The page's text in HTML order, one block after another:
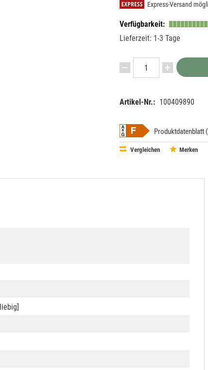
Express-Versand
Verfügbarkeit:
Lieferzeit: 1-3 Tage
Artikel-Nr.: 100409890
Produktdatenblatt
Vergleichen Merken